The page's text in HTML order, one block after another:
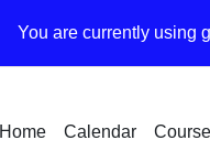
You are currently using
Home Calendar